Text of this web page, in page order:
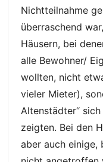
Nichtteilnahme
überraschend
Häusern, bei
alle Bewohner/
wollten, nicht
vieler Mieter),
Altenstädter“
zeigten. Bei den
aber auch einige,